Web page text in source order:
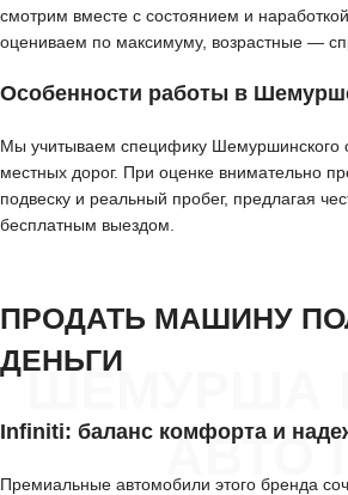
смотрим вместе с состоянием и
оцениваем по максимуму, возрастные —
Особенности работы в
Мы учитываем специфику Шемуршинского
местных дорог. При оценке внимательно
подвеску и реальный пробег, предлагая
бесплатным выездом.
ШЕМУРША
АВТО
ПРОДАТЬ МАШИНУ
ДЕНЬГИ
Infiniti: баланс комфорта и
Премиальные автомобили этого бренда